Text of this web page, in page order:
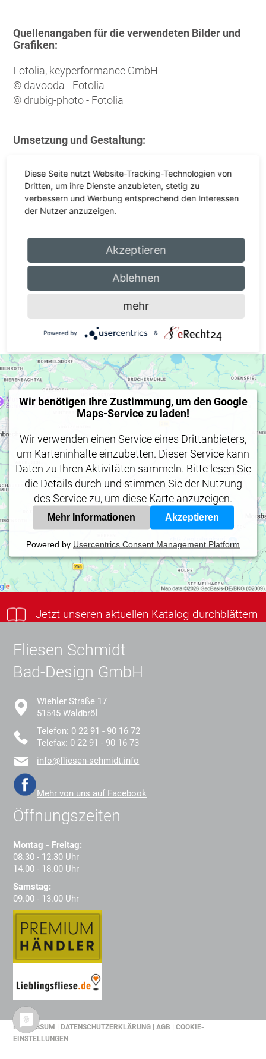
Quellenangaben für die verwendeten Bilder und
Grafiken:
Fotolia, keyperformance GmbH
© davooda - Fotolia
© drubig-photo - Fotolia
Umsetzung und Gestaltung:
Frankenforster Straße 21
51427 Bergisch Gladbach
Tel.: 02204 30500
keyperformance.de
Hinweis nach § 36 (Vebraucherstreitbeilegung):
Wir sind nicht bereit und nicht verpflichtet, an einem
Streitbeilegungsverfahren vor einer
Verbraucherschlichtungsstelle teilzunehmen.
Wir benötigen Ihre Zustimmung, um den Google
Maps-Service zu laden!
Wir verwenden einen Service eines Drittanbieters,
um Karteninhalte einzubetten. Dieser Service kann
Daten zu Ihren Aktivitäten sammeln. Bitte lesen Sie
die Details durch und stimmen Sie der Nutzung
des Service zu, um diese Karte anzuzeigen.
Mehr Informationen Akzeptieren
Powered by Usercentrics Consent Management Platform
Jetzt unseren aktuellen Katalog durchblättern
Fliesen Schmidt
Bad-Design GmbH
Wiehler Straße 17
51545 Waldbröl
Telefon: 0 22 91 - 90 16 72
Telefax: 0 22 91 - 90 16 73
info@fliesen-schmidt.info
Mehr von uns auf Facebook
Öffnungszeiten
Montag - Freitag:
08.30 - 12.30 Uhr
14.00 - 18.00 Uhr
Samstag:
09.00 - 13.00 Uhr
IMPRESSUM DATENSCHUTZERKLÄRUNG |AGB |COOKIE-
EINSTELLUNGEN
Diese Seite nutzt Website-Tracking-Technologien von
Dritten, um ihre Dienste anzubieten, stetig zu
verbessern und Werbung entsprechend den Interessen
der Nutzer anzuzeigen.
Akzeptieren
Ablehnen
mehr
Powered by &